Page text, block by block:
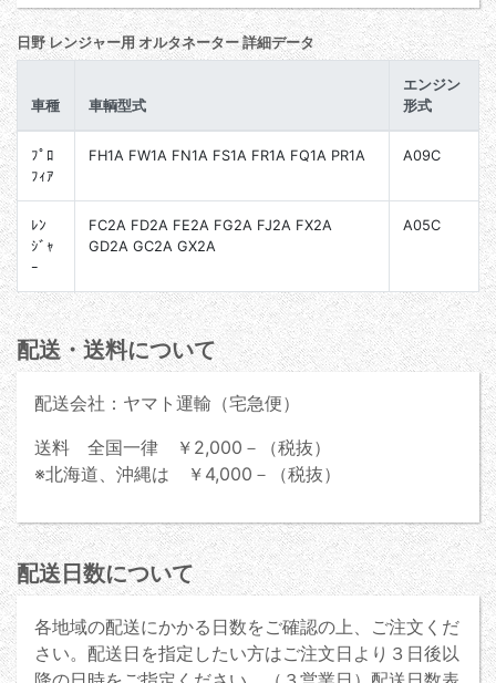
日野 レンジャー用 オルタネーター 詳細データ
車種 車輌型式
エンジン
形式
ﾌﾟﾛ
ﾌｨｱ
FH1A FW1A FN1A FS1A FR1A FQ1A PR1A A09C
ﾚﾝ
ｼﾞｬ
ｰ
FC2A FD2A FE2A FG2A FJ2A FX2A
GD2A GC2A GX2A
A05C
配送・送料について
配送会社：ヤマト運輸（宅急便）
送料 全国一律 ￥2,000－（税抜）
※北海道、沖縄は ￥4,000－（税抜）
配送日数について
各地域の配送にかかる日数をご確認の上、ご注文くだ
さい。配送日を指定したい方はご注文日より３日後以